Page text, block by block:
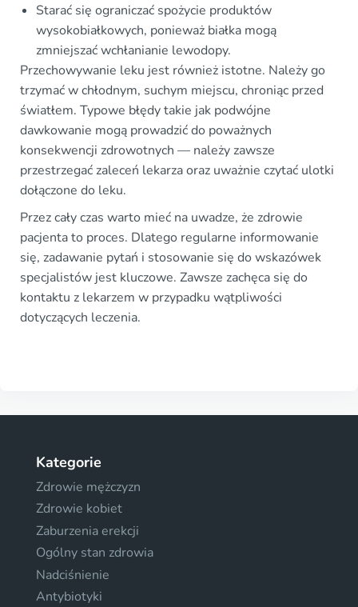
Starać się ograniczać spożycie produktów
wysokobiałkowych, ponieważ białka mogą
zmniejszać wchłanianie lewodopy.
Przechowywanie leku jest również istotne. Należy go
trzymać w chłodnym, suchym miejscu, chroniąc przed
światłem. Typowe błędy takie jak podwójne
dawkowanie mogą prowadzić do poważnych
konsekwencji zdrowotnych — należy zawsze
przestrzegać zaleceń lekarza oraz uważnie czytać ulotki
dołączone do leku.
Przez cały czas warto mieć na uwadze, że zdrowie
pacjenta to proces. Dlatego regularne informowanie
się, zadawanie pytań i stosowanie się do wskazówek
specjalistów jest kluczowe. Zawsze zachęca się do
kontaktu z lekarzem w przypadku wątpliwości
dotyczących leczenia.
Kategorie
Zdrowie mężczyzn
Zdrowie kobiet
Zaburzenia erekcji
Ogólny stan zdrowia
Nadciśnienie
Antybiotyki